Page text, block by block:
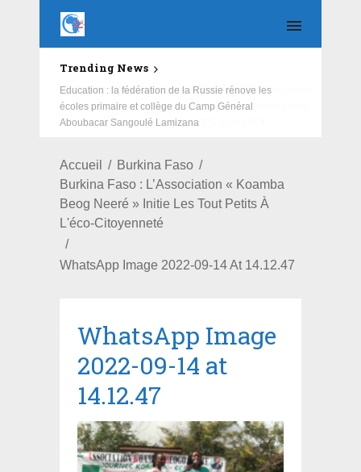
Trending News
Education : la fédération de la Russie rénove les
écoles primaire et collège du Camp Général
Aboubacar Sangoulé Lamizana
Accueil
Burkina Faso
Burkina Faso : L’Association « Koamba
Beog Neeré » Initie Les Tout Petits À
L'éco-Citoyenneté
WhatsApp Image 2022-09-14 At 14.12.47
WhatsApp Image
2022-09-14 at
14.12.47